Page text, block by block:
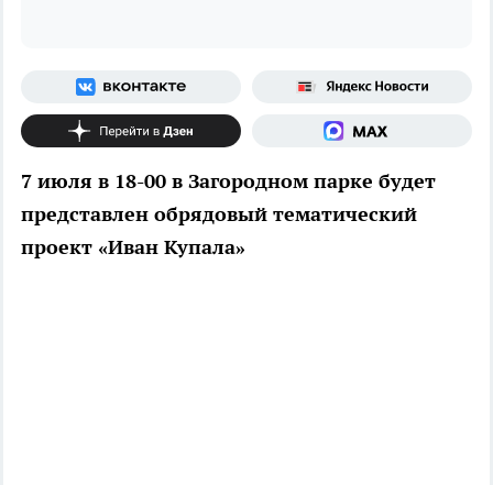
7 июля в 18-00 в Загородном парке будет
представлен обрядовый тематический
проект «Иван Купала»